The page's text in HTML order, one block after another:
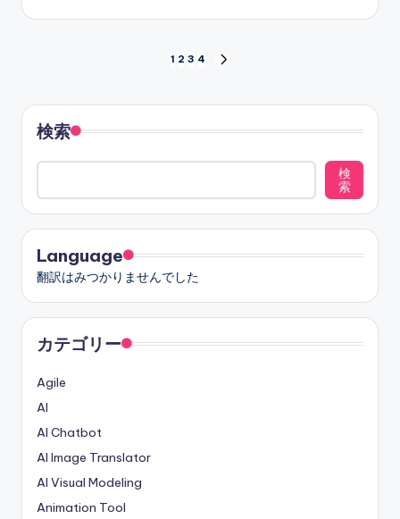
稿
の
ペ
ー
ジ
送
り
1 2 3 4
検索
検
索
Language
翻訳はみつかりませんでした
カテゴリー
Agile
AI
AI Chatbot
AI Image Translator
AI Visual Modeling
Animation Tool